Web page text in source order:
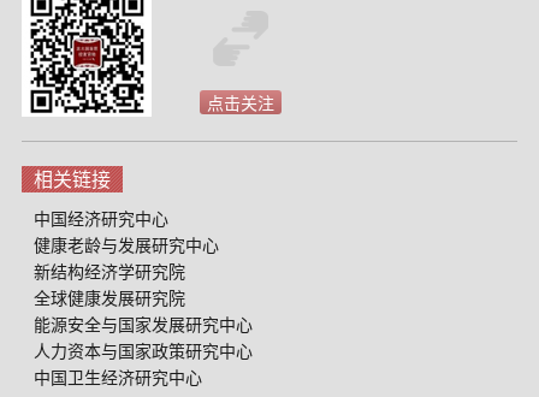
点击关注
相关链接
中国经济研究中心
健康老龄与发展研究中心
新结构经济学研究院
全球健康发展研究院
能源安全与国家发展研究中心
人力资本与国家政策研究中心
中国卫生经济研究中心